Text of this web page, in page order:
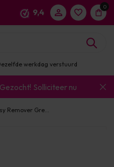
9,4
0
werkdag verstuurd
Solliciteer nu
Remover Gre...